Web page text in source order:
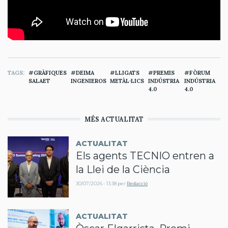
TAGS
GRÀFIQUES
SALAET
DEIMA
INGENIEROS
LLIGATS
METÀL·LICS
PREMIS
INDÚSTRIA
4.0
FÒRUM
INDÚSTRIA
4.0
MÉS ACTUALITAT
ACTUALITAT
Els agents TECNIO entren a
la Llei de la Ciència
30/07/2026 - 13:38 per Redacció
ACTUALITAT